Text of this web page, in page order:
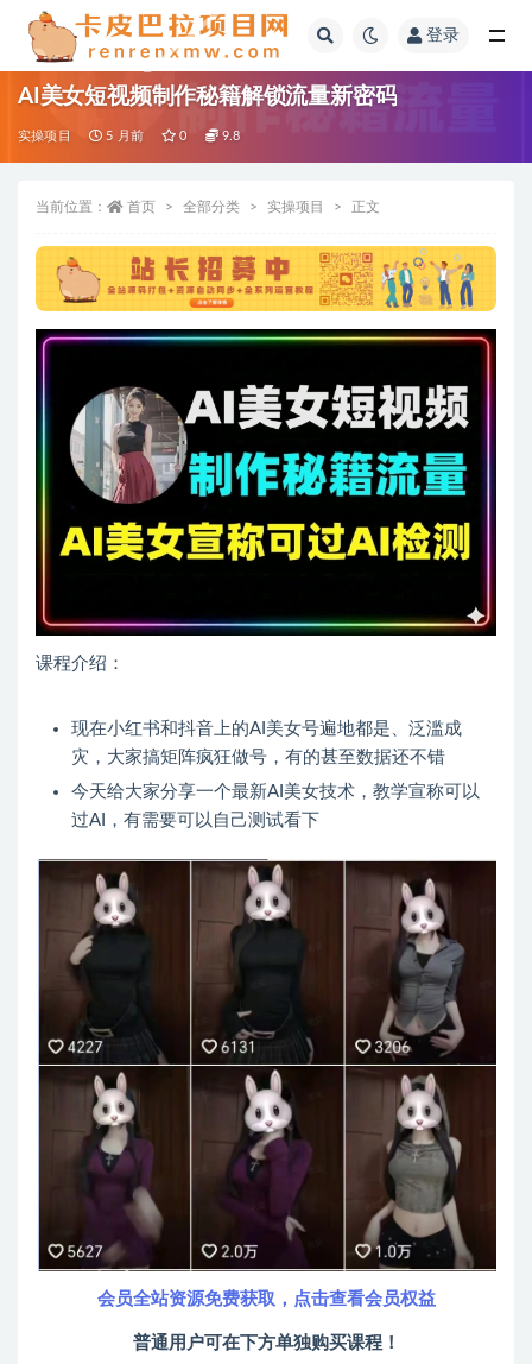
登录
AI美女短视频制作秘籍解锁流量新密码
实操项目 5 月前 0 9.8
当前位置： 首页 全部分类 实操项目 正文
课程介绍：
现在小红书和抖音上的AI美女号遍地都是、泛滥成
灾，大家搞矩阵疯狂做号，有的甚至数据还不错
今天给大家分享一个最新AI美女技术，教学宣称可以
过AI，有需要可以自己测试看下
会员全站资源免费获取，点击查看会员权益
普通用户可在下方单独购买课程！
全部